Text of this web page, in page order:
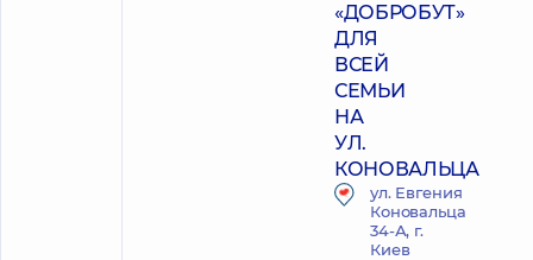
«ДОБРОБУТ»
ДЛЯ
ВСЕЙ
СЕМЬИ
НА
УЛ.
КОНОВАЛЬЦА
ул. Евгения
Коновальца
34-А, г.
Киев